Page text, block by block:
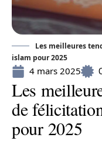
Les meilleures
islam pour 2025
4 mars 2025
Les
de
pour 2025